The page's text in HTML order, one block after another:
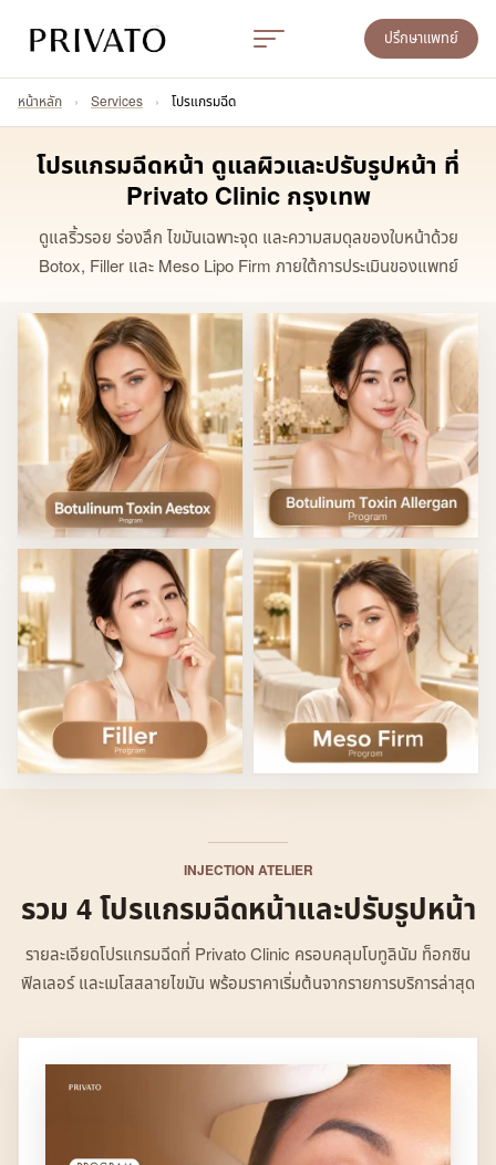
ปรึกษาแพทย์
หน้าหลัก › Services › โปรแกรมฉีด
โปรแกรมฉีดหน้า ดูแลผิวและปรับรูปหน้า ที่
Privato Clinic กรุงเทพ
ดูแลริ้วรอย ร่องลึก ไขมันเฉพาะจุด และความสมดุลของใบหน้าด้วย
Botox, Filler และ Meso Lipo Firm ภายใต้การประเมินของแพทย์
INJECTION ATELIER
รวม 4 โปรแกรมฉีดหน้าและปรับรูปหน้า
รายละเอียดโปรแกรมฉีดที่ Privato Clinic ครอบคลุมโบทูลินัม ท็อกซิน
ฟิลเลอร์ และเมโสสลายไขมัน พร้อมราคาเริ่มต้นจากรายการบริการล่าสุด